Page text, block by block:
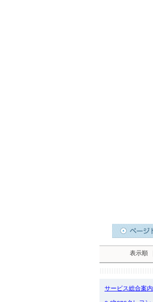
表示順
サービス総合案内